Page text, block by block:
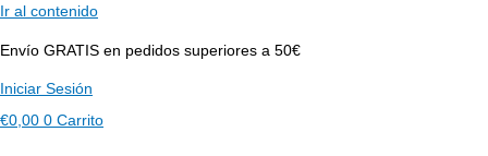
Ir al contenido
Envío GRATIS en pedidos superiores a 50€
Iniciar Sesión
€0,00 0 Carrito